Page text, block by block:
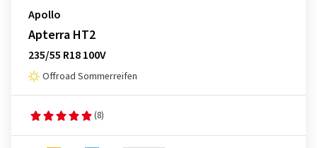
Apollo
Apterra HT2
235/55 R18 100V
Offroad Sommerreifen
(8)